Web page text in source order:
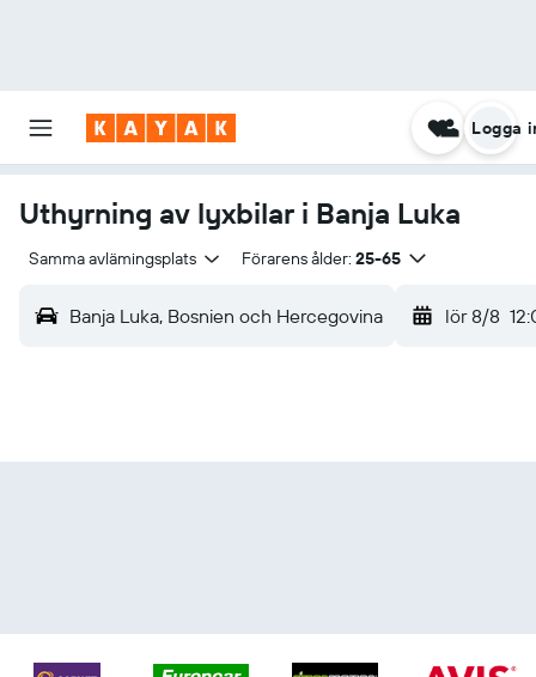
Logga
Uthyrning av lyxbilar i Banja Luka
Samma avlämingsplats Förarens ålder: 25-65
Banja Luka, Bosnien och Hercegovina lör 8/8